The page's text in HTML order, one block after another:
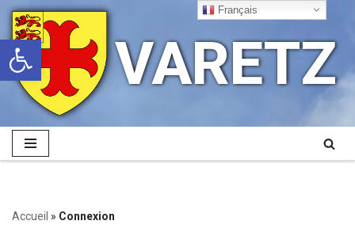
Ouvrir la barre d’outils
Aller
au
contenu
VARETZ
Accueil » Connexion
Français